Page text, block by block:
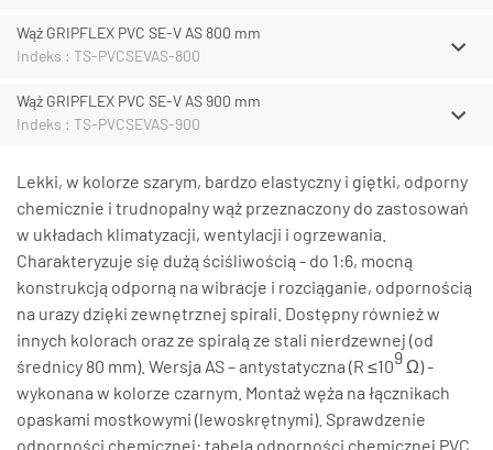
Wąż GRIPFLEX PVC SE-V AS 800 mm
Indeks : TS-PVCSEVAS-800
Wąż GRIPFLEX PVC SE-V AS 900 mm
Indeks : TS-PVCSEVAS-900
Lekki, w kolorze szarym, bardzo elastyczny i giętki, odporny
chemicznie i trudnopalny wąż przeznaczony do zastosowań
w układach klimatyzacji, wentylacji i ogrzewania.
Charakteryzuje się dużą ściśliwością - do 1:6, mocną
konstrukcją odporną na wibracje i rozciąganie, odpornością
na urazy dzięki zewnętrznej spirali. Dostępny również w
innych kolorach oraz ze spiralą ze stali nierdzewnej (od
średnicy 80 mm). Wersja AS – antystatyczna (R ≤109 Ω) -
wykonana w kolorze czarnym. Montaż węża na łącznikach
opaskami mostkowymi (lewoskrętnymi). Sprawdzenie
odporności chemicznej: tabela odporności chemicznej PVC